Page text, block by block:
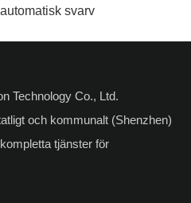
svarv
Technology Co., Ltd.
och kommunalt (Shenzhen)
tjänster för